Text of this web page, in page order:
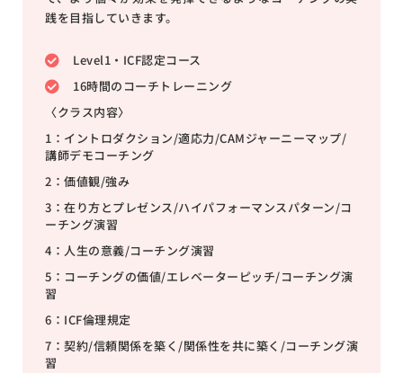
践を目指していきます。
Level1・ICF認定コース
16時間のコーチトレーニング
〈クラス内容〉
1：イントロダクション/適応力/CAMジャーニーマップ/
講師デモコーチング
2：価値観/強み
3：在り方とプレゼンス/ハイパフォーマンスパターン/コ
ーチング演習
4：人生の意義/コーチング演習
5：コーチングの価値/エレベーターピッチ/コーチング演
習
6：ICF倫理規定
7：契約/信頼関係を築く/関係性を共に築く/コーチング演
習